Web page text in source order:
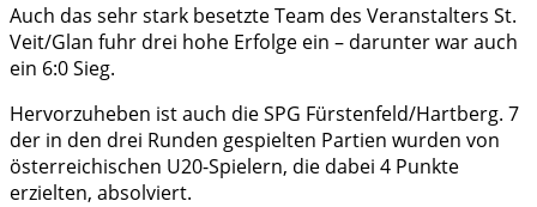
Auch das sehr stark besetzte Team des Veranstalters St.
Veit/Glan fuhr drei hohe Erfolge ein – darunter war auch
ein 6:0 Sieg.
Hervorzuheben ist auch die SPG Fürstenfeld/Hartberg. 7
der in den drei Runden gespielten Partien wurden von
österreichischen U20-Spielern, die dabei 4 Punkte
erzielten, absolviert.